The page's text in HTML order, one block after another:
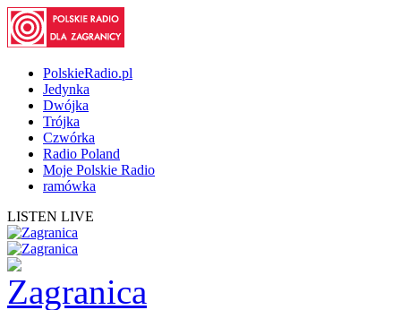
PolskieRadio.pl
Jedynka
Dwójka
Trójka
Czwórka
Radio Poland
Moje Polskie Radio
ramówka
LISTEN LIVE